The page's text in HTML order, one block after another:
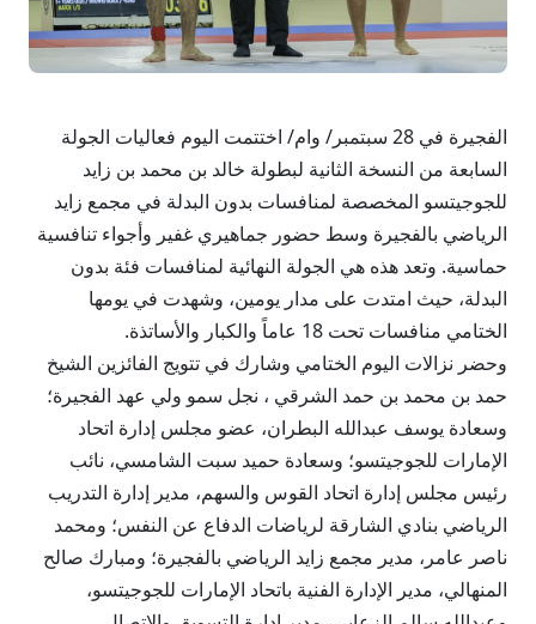
الفجيرة في 28 سبتمبر/ وام/ اختتمت اليوم فعاليات الجولة
السابعة من النسخة الثانية لبطولة خالد بن محمد بن زايد
للجوجيتسو المخصصة لمنافسات بدون البدلة في مجمع زايد
الرياضي بالفجيرة وسط حضور جماهيري غفير وأجواء تنافسية
حماسية. وتعد هذه هي الجولة النهائية لمنافسات فئة بدون
البدلة، حيث امتدت على مدار يومين، وشهدت في يومها
الختامي منافسات تحت 18 عاماً والكبار والأساتذة.
وحضر نزالات اليوم الختامي وشارك في تتويج الفائزين الشيخ
حمد بن محمد بن حمد الشرقي ، نجل سمو ولي عهد الفجيرة؛
وسعادة يوسف عبدالله البطران، عضو مجلس إدارة اتحاد
الإمارات للجوجيتسو؛ وسعادة حميد سبت الشامسي، نائب
رئيس مجلس إدارة اتحاد القوس والسهم، مدير إدارة التدريب
الرياضي بنادي الشارقة لرياضات الدفاع عن النفس؛ ومحمد
ناصر عامر، مدير مجمع زايد الرياضي بالفجيرة؛ ومبارك صالح
المنهالي، مدير الإدارة الفنية باتحاد الإمارات للجوجيتسو،